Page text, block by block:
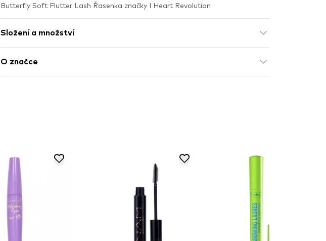
Butterfly Soft Flutter Lash Řasenka značky I Heart Revolution
Složení a množství
O značce